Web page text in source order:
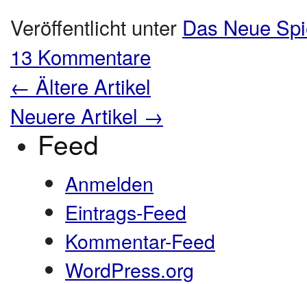
Veröffentlicht unter Das Neue
13 Kommentare
← Ältere Artikel
Neuere Artikel →
Feed
Anmelden
Eintrags-Feed
Kommentar-Feed
WordPress.org